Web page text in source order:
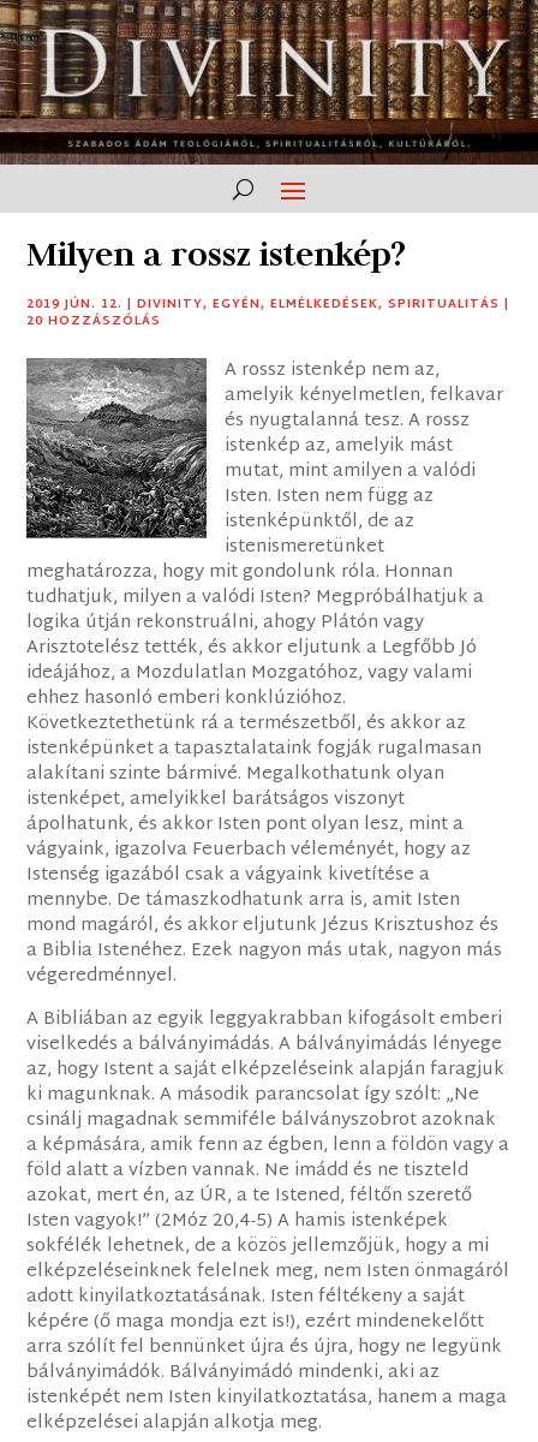
Milyen a rossz istenkép?
2019 JÚN. 12. |DIVINITY,EGYÉN,ELMÉLKEDÉSEK,SPIRITUALITÁS |
20 HOZZÁSZÓLÁS
A rossz istenkép nem az,
amelyik kényelmetlen, felkavar
és nyugtalanná tesz. A rossz
istenkép az, amelyik mást
mutat, mint amilyen a valódi
Isten. Isten nem függ az
istenképünktől, de az
istenismeretünket
meghatározza, hogy mit gondolunk róla. Honnan
tudhatjuk, milyen a valódi Isten? Megpróbálhatjuk a
logika útján rekonstruálni, ahogy Plátón vagy
Arisztotelész tették, és akkor eljutunk a Legfőbb Jó
ideájához, a Mozdulatlan Mozgatóhoz, vagy valami
ehhez hasonló emberi konklúzióhoz.
Következtethetünk rá a természetből, és akkor az
istenképünket a tapasztalataink fogják rugalmasan
alakítani szinte bármivé. Megalkothatunk olyan
istenképet, amelyikkel barátságos viszonyt
ápolhatunk, és akkor Isten pont olyan lesz, mint a
vágyaink, igazolva Feuerbach véleményét, hogy az
Istenség igazából csak a vágyaink kivetítése a
mennybe. De támaszkodhatunk arra is, amit Isten
mond magáról, és akkor eljutunk Jézus Krisztushoz és
a Biblia Istenéhez. Ezek nagyon más utak, nagyon más
végeredménnyel.
A Bibliában az egyik leggyakrabban kifogásolt emberi
viselkedés a bálványimádás. A bálványimádás lényege
az, hogy Istent a saját elképzeléseink alapján faragjuk
ki magunknak. A második parancsolat így szólt: „Ne
csinálj magadnak semmiféle bálványszobrot azoknak
a képmására, amik fenn az égben, lenn a földön vagy a
föld alatt a vízben vannak. Ne imádd és ne tiszteld
azokat, mert én, az ÚR, a te Istened, féltőn szerető
Isten vagyok!” (2Móz 20,4-5) A hamis istenképek
sokfélék lehetnek, de a közös jellemzőjük, hogy a mi
elképzeléseinknek felelnek meg, nem Isten önmagáról
adott kinyilatkoztatásának. Isten féltékeny a saját
képére (ő maga mondja ezt is!), ezért mindenekelőtt
arra szólít fel bennünket újra és újra, hogy ne legyünk
bálványimádók. Bálványimádó mindenki, aki az
istenképét nem Isten kinyilatkoztatása, hanem a maga
elképzelései alapján alkotja meg.